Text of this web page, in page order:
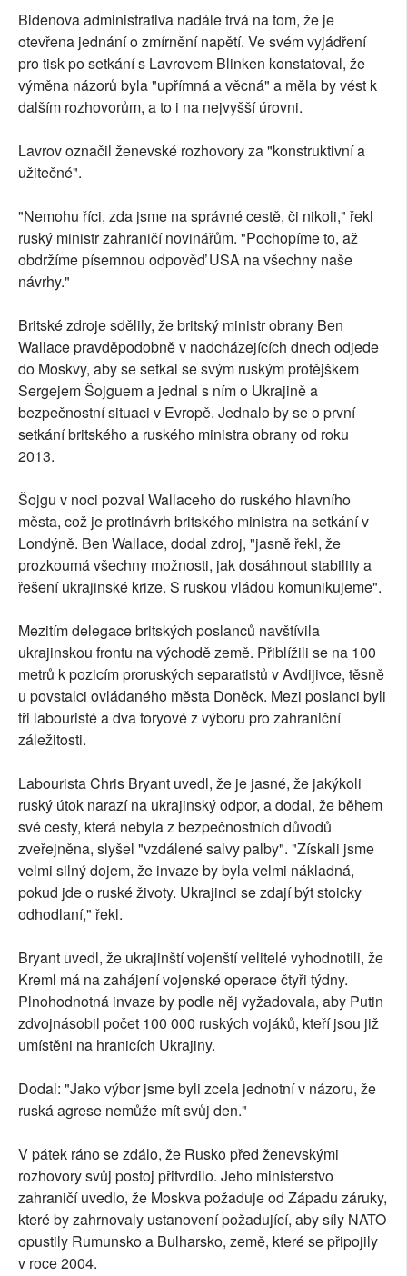
Bidenova administrativa nadále trvá na tom, že je
otevřena jednání o zmírnění napětí. Ve svém vyjádření
pro tisk po setkání s Lavrovem Blinken konstatoval, že
výměna názorů byla "upřímná a věcná" a měla by vést k
dalším rozhovorům, a to i na nejvyšší úrovni.
Lavrov označil ženevské rozhovory za "konstruktivní a
užitečné".
"Nemohu říci, zda jsme na správné cestě, či nikoli," řekl
ruský ministr zahraničí novinářům. "Pochopíme to, až
obdržíme písemnou odpověď USA na všechny naše
návrhy."
Britské zdroje sdělily, že britský ministr obrany Ben
Wallace pravděpodobně v nadcházejících dnech odjede
do Moskvy, aby se setkal se svým ruským protějškem
Sergejem Šojguem a jednal s ním o Ukrajině a
bezpečnostní situaci v Evropě. Jednalo by se o první
setkání britského a ruského ministra obrany od roku
2013.
Šojgu v noci pozval Wallaceho do ruského hlavního
města, což je protinávrh britského ministra na setkání v
Londýně. Ben Wallace, dodal zdroj, "jasně řekl, že
prozkoumá všechny možnosti, jak dosáhnout stability a
řešení ukrajinské krize. S ruskou vládou komunikujeme".
Mezitím delegace britských poslanců navštívila
ukrajinskou frontu na východě země. Přiblížili se na 100
metrů k pozicím proruských separatistů v Avdijivce, těsně
u povstalci ovládaného města Doněck. Mezi poslanci byli
tři labouristé a dva toryové z výboru pro zahraniční
záležitosti.
Labourista Chris Bryant uvedl, že je jasné, že jakýkoli
ruský útok narazí na ukrajinský odpor, a dodal, že během
své cesty, která nebyla z bezpečnostních důvodů
zveřejněna, slyšel "vzdálené salvy palby". "Získali jsme
velmi silný dojem, že invaze by byla velmi nákladná,
pokud jde o ruské životy. Ukrajinci se zdají být stoicky
odhodlaní," řekl.
Bryant uvedl, že ukrajinští vojenští velitelé vyhodnotili, že
Kreml má na zahájení vojenské operace čtyři týdny.
Plnohodnotná invaze by podle něj vyžadovala, aby Putin
zdvojnásobil počet 100 000 ruských vojáků, kteří jsou již
umístěni na hranicích Ukrajiny.
Dodal: "Jako výbor jsme byli zcela jednotní v názoru, že
ruská agrese nemůže mít svůj den."
V pátek ráno se zdálo, že Rusko před ženevskými
rozhovory svůj postoj přitvrdilo. Jeho ministerstvo
zahraničí uvedlo, že Moskva požaduje od Západu záruky,
které by zahrnovaly ustanovení požadující, aby síly NATO
opustily Rumunsko a Bulharsko, země, které se připojily
v roce 2004.